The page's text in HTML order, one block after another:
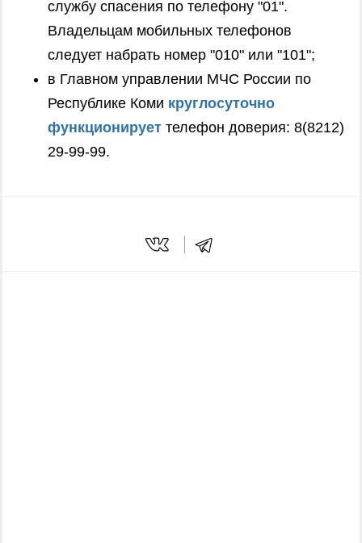
службу спасения по телефону "01".
Владельцам мобильных телефонов
следует набрать номер "010" или "101";
в Главном управлении МЧС России по
Республике Коми круглосуточно
функционирует телефон доверия: 8(8212)
29-99-99.